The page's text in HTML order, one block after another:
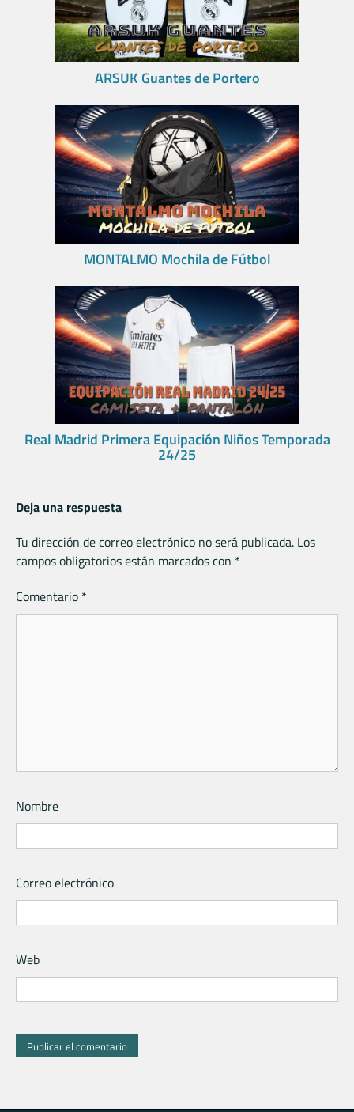
ARSUK Guantes de Portero
MONTALMO Mochila de Fútbol
Real Madrid Primera Equipación Niños Temporada
24/25
Deja una respuesta
Tu dirección de correo electrónico no será publicada. Los
campos obligatorios están marcados con *
Comentario *
Nombre
Correo electrónico
Web